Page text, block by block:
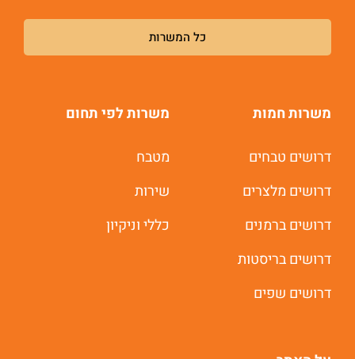
כל המשרות
משרות חמות
דרושים טבחים
דרושים מלצרים
דרושים ברמנים
דרושים בריסטות
דרושים שפים
משרות לפי תחום
מטבח
שירות
כללי וניקיון